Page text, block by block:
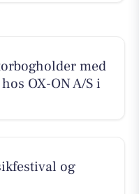
med
OX-ON A/S i
og